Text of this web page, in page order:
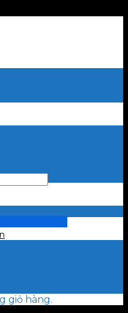
giỏ hàng.